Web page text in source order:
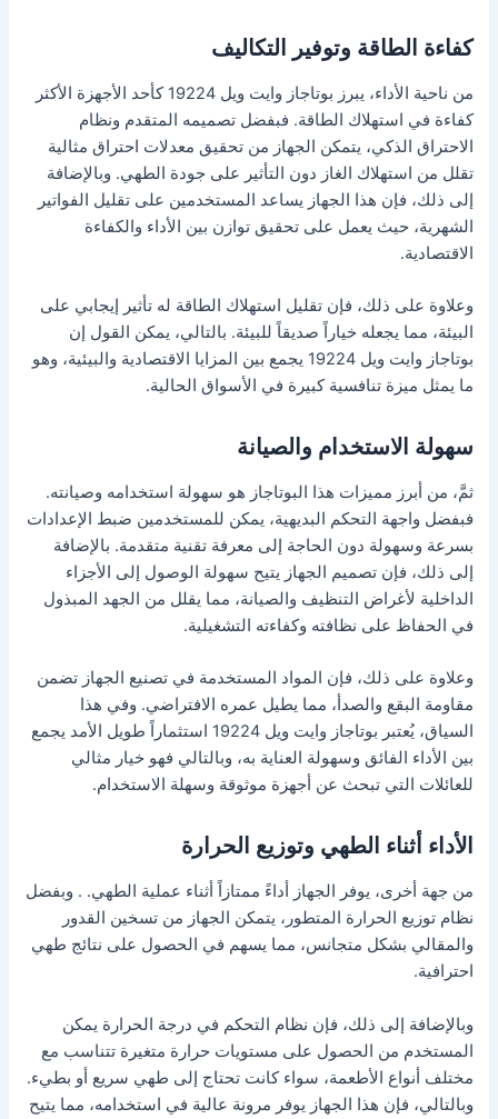
كفاءة الطاقة وتوفير التكاليف
من ناحية الأداء، يبرز بوتاجاز وايت ويل 19224 كأحد الأجهزة الأكثر
كفاءة في استهلاك الطاقة. فبفضل تصميمه المتقدم ونظام
الاحتراق الذكي، يتمكن الجهاز من تحقيق معدلات احتراق مثالية
تقلل من استهلاك الغاز دون التأثير على جودة الطهي. وبالإضافة
إلى ذلك، فإن هذا الجهاز يساعد المستخدمين على تقليل الفواتير
الشهرية، حيث يعمل على تحقيق توازن بين الأداء والكفاءة
الاقتصادية.
وعلاوة على ذلك، فإن تقليل استهلاك الطاقة له تأثير إيجابي على
البيئة، مما يجعله خياراً صديقاً للبيئة. بالتالي، يمكن القول إن
بوتاجاز وايت ويل 19224 يجمع بين المزايا الاقتصادية والبيئية، وهو
ما يمثل ميزة تنافسية كبيرة في الأسواق الحالية.
سهولة الاستخدام والصيانة
ثمَّ، من أبرز مميزات هذا البوتاجاز هو سهولة استخدامه وصيانته.
فبفضل واجهة التحكم البديهية، يمكن للمستخدمين ضبط الإعدادات
بسرعة وسهولة دون الحاجة إلى معرفة تقنية متقدمة. بالإضافة
إلى ذلك، فإن تصميم الجهاز يتيح سهولة الوصول إلى الأجزاء
الداخلية لأغراض التنظيف والصيانة، مما يقلل من الجهد المبذول
في الحفاظ على نظافته وكفاءته التشغيلية.
وعلاوة على ذلك، فإن المواد المستخدمة في تصنيع الجهاز تضمن
مقاومة البقع والصدأ، مما يطيل عمره الافتراضي. وفي هذا
السياق، يُعتبر بوتاجاز وايت ويل 19224 استثماراً طويل الأمد يجمع
بين الأداء الفائق وسهولة العناية به، وبالتالي فهو خيار مثالي
للعائلات التي تبحث عن أجهزة موثوقة وسهلة الاستخدام.
الأداء أثناء الطهي وتوزيع الحرارة
من جهة أخرى، يوفر الجهاز أداءً ممتازاً أثناء عملية الطهي. . وبفضل
نظام توزيع الحرارة المتطور، يتمكن الجهاز من تسخين القدور
والمقالي بشكل متجانس، مما يسهم في الحصول على نتائج طهي
احترافية.
وبالإضافة إلى ذلك، فإن نظام التحكم في درجة الحرارة يمكن
المستخدم من الحصول على مستويات حرارة متغيرة تتناسب مع
مختلف أنواع الأطعمة، سواء كانت تحتاج إلى طهي سريع أو بطيء.
وبالتالي، فإن هذا الجهاز يوفر مرونة عالية في استخدامه، مما يتيح